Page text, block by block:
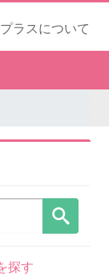
ラスについて
探す